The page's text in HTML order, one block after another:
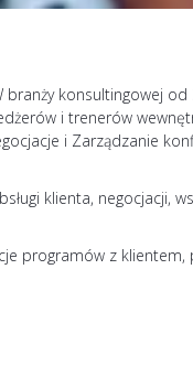
konsultingowej
i trenerów
i Zarządzanie
klienta, negocjacji,
programów z